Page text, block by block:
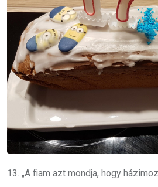
13. „A fiam azt mondja, hogy